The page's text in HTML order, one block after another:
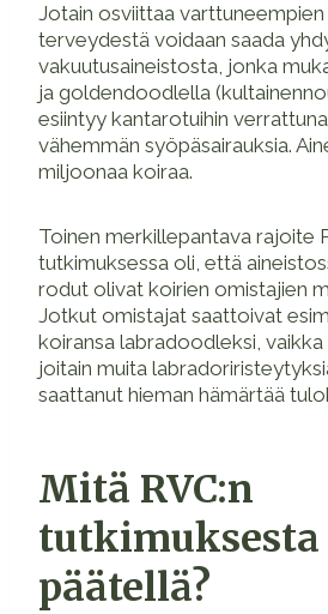
Jotain osviittaa varttuneempien
terveydestä voidaan saada
vakuutusaineistosta, jonka
ja goldendoodlella
esiintyy kantarotuihin
vähemmän syöpäsairauksia.
miljoonaa koiraa.
Toinen merkillepantava rajoite
tutkimuksessa oli, että
rodut olivat koirien omistajien
Jotkut omistajat saattoivat
koiransa labradoodleksi,
joitain muita
saattanut hieman hämärtää
Mitä RVC:n
tutkimuksesta
päätellä?